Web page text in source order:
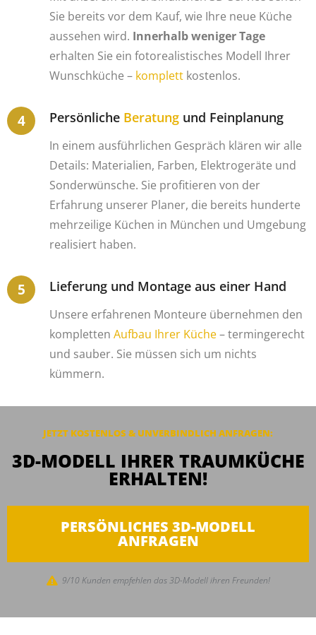
Sie bereits vor dem Kauf, wie Ihre neue Küche
aussehen wird. Innerhalb weniger Tage
erhalten Sie ein fotorealistisches Modell Ihrer
Wunschküche – komplett kostenlos.
Persönliche Beratung und Feinplanung
In einem ausführlichen Gespräch klären wir alle
Details: Materialien, Farben, Elektrogeräte und
Sonderwünsche. Sie profitieren von der
Erfahrung unserer Planer, die bereits hunderte
mehrzeilige Küchen in München und Umgebung
realisiert haben.
Lieferung und Montage aus einer Hand
Unsere erfahrenen Monteure übernehmen den
kompletten Aufbau Ihrer Küche– termingerecht
und sauber. Sie müssen sich um nichts
kümmern.
JETZT KOSTENLOS & UNVERBINDLICH ANFRAGEN:
3D-MODELL IHRER TRAUMKÜCHE
ERHALTEN!
PERSÖNLICHES 3D-MODELL
ANFRAGEN
9/10 Kunden empfehlen das 3D-Modell ihren Freunden!